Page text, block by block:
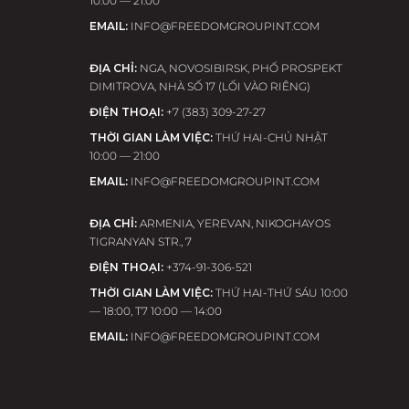
EMAIL: INFO@FREEDOMGROUPINT.COM
ĐỊA CHỈ: NGA, NOVOSIBIRSK, PHỐ PROSPEKT
DIMITROVA, NHÀ SỐ 17 (LỐI VÀO RIÊNG)
ĐIỆN THOẠI: +7 (383) 309-27-27
THỜI GIAN LÀM VIỆC: THỨ HAI-CHỦ NHẬT
10:00 — 21:00
EMAIL: INFO@FREEDOMGROUPINT.COM
ĐỊA CHỈ: ARMENIA, YEREVAN, NIKOGHAYOS
TIGRANYAN STR., 7
ĐIỆN THOẠI: +374-91-306-521
THỜI GIAN LÀM VIỆC: THỨ HAI-THỨ SÁU 10:00
— 18:00, T7 10:00 — 14:00
EMAIL: INFO@FREEDOMGROUPINT.COM